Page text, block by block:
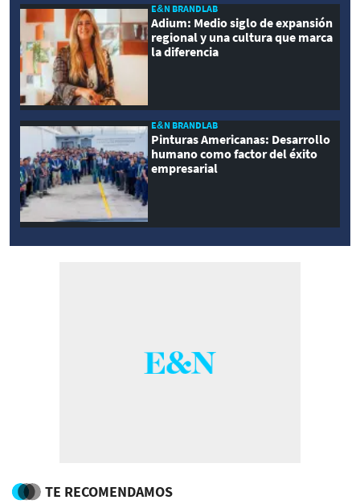
E&N BRANDLAB
Adium: Medio siglo de expansión
regional y una cultura que marca
la diferencia
E&N BRANDLAB
Pinturas Americanas: Desarrollo
humano como factor del éxito
empresarial
TE RECOMENDAMOS